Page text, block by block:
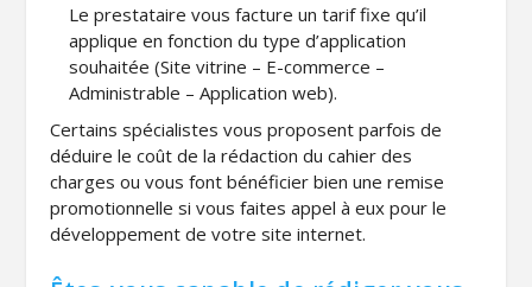
Le prestataire vous facture un tarif fixe qu’il
applique en fonction du type d’application
souhaitée (Site vitrine – E-commerce –
Administrable – Application web).
Certains spécialistes vous proposent parfois de
déduire le coût de la rédaction du cahier des
charges ou vous font bénéficier bien une remise
promotionnelle si vous faites appel à eux pour le
développement de votre site internet.